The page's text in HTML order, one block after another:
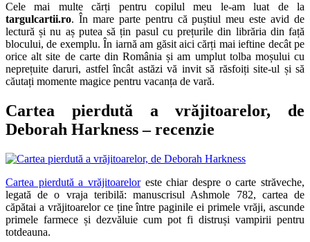
Cele mai multe cărți pentru copilul meu le-am luat de la
targulcartii.ro. În mare parte pentru că puștiul meu este avid de
lectură și nu aș putea să țin pasul cu prețurile din librăria din față
blocului, de exemplu. În iarnă am găsit aici cărți mai ieftine decât pe
orice alt site de carte din România și am umplut tolba moșului cu
neprețuite daruri, astfel încât astăzi vă invit să răsfoiți site-ul și să
căutați momente magice pentru vacanța de vară.
Cartea pierdută a vrăjitoarelor, de
Deborah Harkness – recenzie
Cartea pierdută a vrăjitoareloreste chiar despre o carte străveche,
legată de o vraja teribilă: manuscrisul Ashmole 782, cartea de
căpătai a vrăjitoarelor ce ține între paginile ei primele vrăji, ascunde
primele farmece și dezvăluie cum pot fi distruși vampirii pentru
totdeauna.